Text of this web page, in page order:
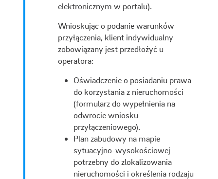
elektronicznym w portalu).
Wnioskując o podanie warunków
przyłączenia, klient indywidualny
zobowiązany jest przedłożyć u
operatora:
Oświadczenie o posiadaniu prawa
do korzystania z nieruchomości
(formularz do wypełnienia na
odwrocie wniosku
przyłączeniowego).
Plan zabudowy na mapie
sytuacyjno-wysokościowej
potrzebny do zlokalizowania
nieruchomości i określenia rodzaju